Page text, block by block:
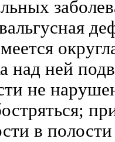
над ней
не
в